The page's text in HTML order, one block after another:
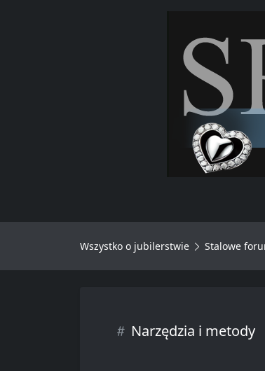
Wszystko o jubilerstwie Stalowe
Narzędzia i metody